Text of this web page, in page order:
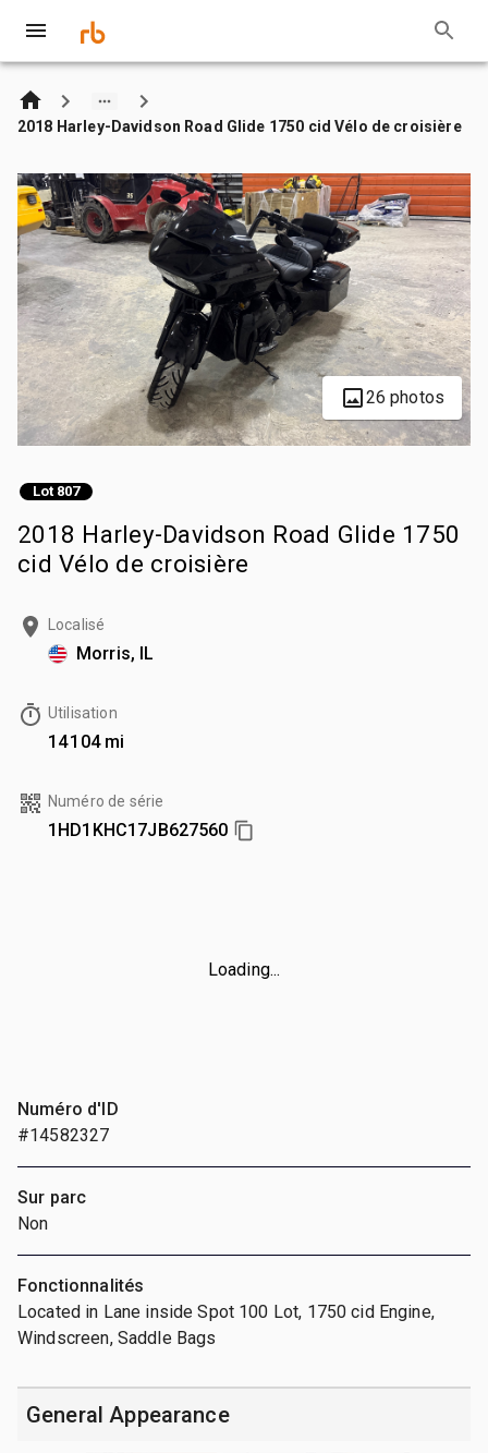
2018 Harley-Davidson Road Glide 1750 cid Vélo de croisière
26 photos
Lot 807
2018 Harley-Davidson Road Glide 1750
cid Vélo de croisière
Localisé
Morris, IL
Utilisation
14 104 mi
Numéro de série
1HD1KHC17JB627560
Loading...
Numéro d'ID
#14582327
Sur parc
Non
Fonctionnalités
Located in Lane inside Spot 100 Lot, 1750 cid Engine,
Windscreen, Saddle Bags
General Appearance